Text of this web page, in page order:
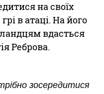
на своїх
в атаці. На його
вдасться
Реброва.
зосередитися